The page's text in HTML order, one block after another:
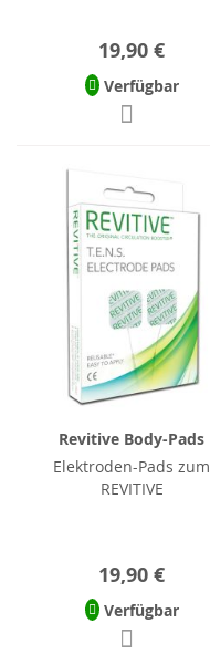
19,90 €
Verfügbar
Revitive Body-Pads
Elektroden-Pads zum
REVITIVE
19,90 €
Verfügbar